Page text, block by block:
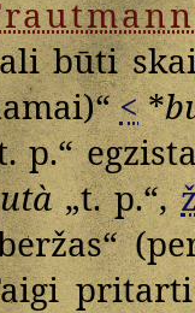
būti
<*
p.“
„t. p.“,